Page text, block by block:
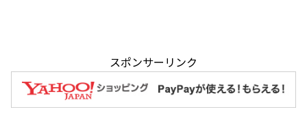
スポンサーリンク